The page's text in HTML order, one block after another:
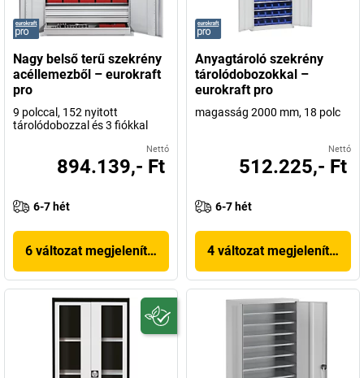
Nagy belső terű szekrény
acéllemezből – eurokraft
pro
9 polccal, 152 nyitott
tárolódobozzal és 3 fiókkal
Nettó
894.139,- Ft
6-7 hét
6 változat megjelenítése
Anyagtároló szekrény
tárolódobozokkal –
eurokraft pro
magasság 2000 mm, 18 polc
Nettó
512.225,- Ft
6-7 hét
4 változat megjelenítése